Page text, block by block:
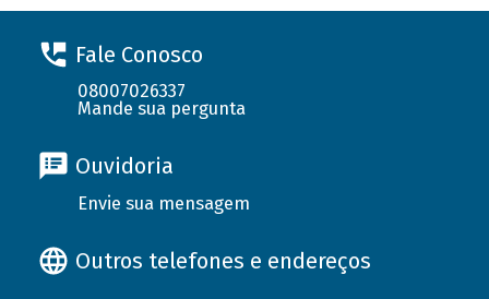
Fale Conosco
08007026337
Mande sua pergunta
Ouvidoria
Envie sua mensagem
Outros telefones e endereços